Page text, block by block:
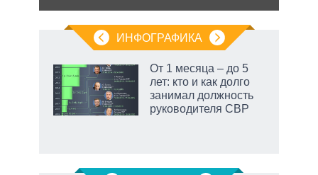
ИНФОГРАФИКА
От 1 месяца – до 5
лет: кто и как долго
занимал должность
руководителя СВР